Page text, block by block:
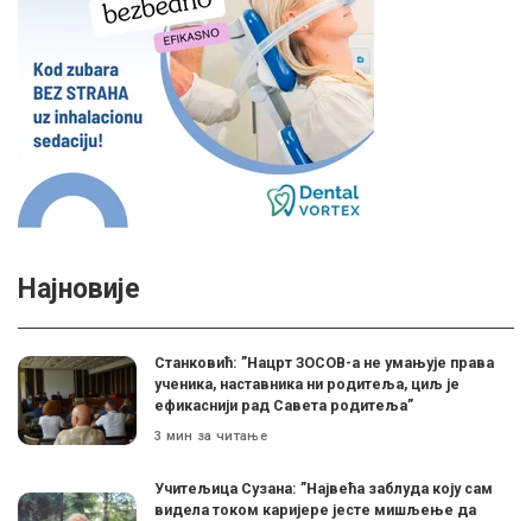
Најновије
Станковић: ”Нацрт ЗОСОВ-а не умањује права
ученика, наставника ни родитеља, циљ је
ефикаснији рад Савета родитеља”
3 мин за читање
Учитељица Сузана: ”Највећа заблуда коју сам
видела током каријере јесте мишљење да